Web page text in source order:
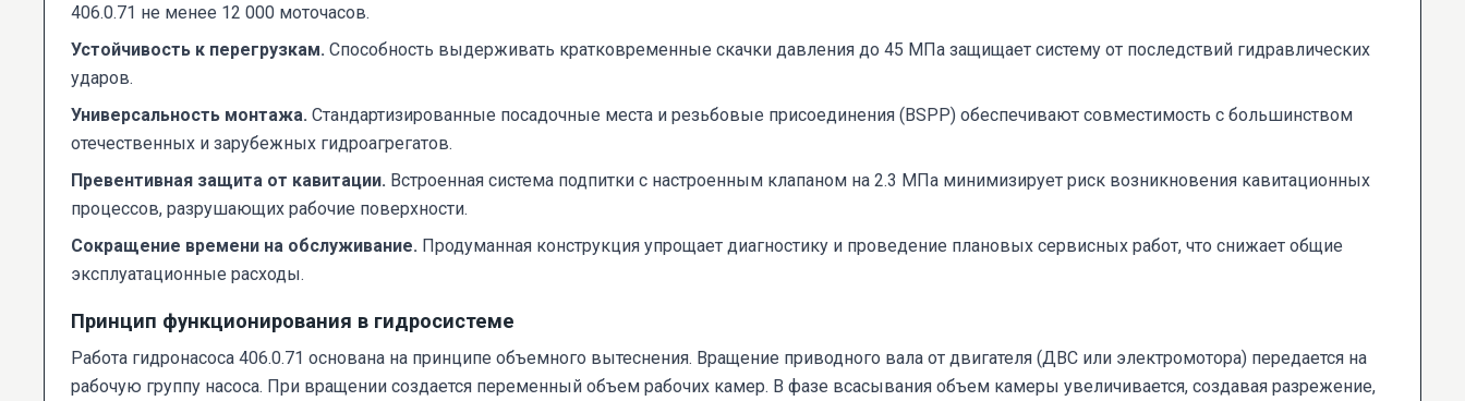
406.0.71 не менее 12 000 моточасов.
Устойчивость к перегрузкам. Способность выдерживать кратковременные скачки давления до 45 МПа защищает систему от последствий гидравлических
ударов.
Универсальность монтажа. Стандартизированные посадочные места и резьбовые присоединения (BSPP) обеспечивают совместимость с большинством
отечественных и зарубежных гидроагрегатов.
Превентивная защита от кавитации. Встроенная система подпитки с настроенным клапаном на 2.3 МПа минимизирует риск возникновения кавитационных
процессов, разрушающих рабочие поверхности.
Сокращение времени на обслуживание. Продуманная конструкция упрощает диагностику и проведение плановых сервисных работ, что снижает общие
эксплуатационные расходы.
Принцип функционирования в гидросистеме
Работа гидронасоса 406.0.71 основана на принципе объемного вытеснения. Вращение приводного вала от двигателя (ДВС или электромотора) передается на
рабочую группу насоса. При вращении создается переменный объем рабочих камер. В фазе всасывания объем камеры увеличивается, создавая разрежение,